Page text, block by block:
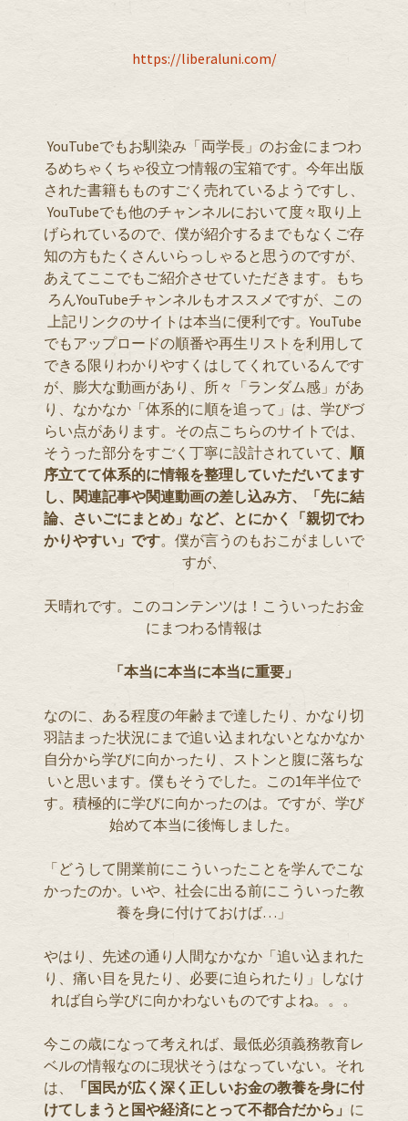
https://liberaluni.com/
YouTubeでもお馴染み「両学長」のお金にまつわ
るめちゃくちゃ役立つ情報の宝箱です。今年出版
された書籍もものすごく売れているようですし、
YouTubeでも他のチャンネルにおいて度々取り上
げられているので、僕が紹介するまでもなくご存
知の方もたくさんいらっしゃると思うのですが、
あえてここでもご紹介させていただきます。もち
ろんYouTubeチャンネルもオススメですが、この
上記リンクのサイトは本当に便利です。YouTube
でもアップロードの順番や再生リストを利用して
できる限りわかりやすくはしてくれているんです
が、膨大な動画があり、所々「ランダム感」があ
り、なかなか「体系的に順を追って」は、学びづ
らい点があります。その点こちらのサイトでは、
そうった部分をすごく丁寧に設計されていて、 順
序立てて体系的に情報を整理していただいてます
し、関連記事や関連動画の差し込み方、「先に結
論、さいごにまとめ」など、とにかく「親切でわ
かりやすい」です。僕が言うのもおこがましいで
すが、
天晴れです。このコンテンツは！こういったお金
にまつわる情報は
「本当に本当に本当に重要」
なのに、ある程度の年齢まで達したり、かなり切
羽詰まった状況にまで追い込まれないとなかなか
自分から学びに向かったり、ストンと腹に落ちな
いと思います。僕もそうでした。この1年半位で
す。積極的に学びに向かったのは。ですが、学び
始めて本当に後悔しました。
「どうして開業前にこういったことを学んでこな
かったのか。いや、社会に出る前にこういった教
養を身に付けておけば…」
やはり、先述の通り人間なかなか「追い込まれた
り、痛い目を見たり、必要に迫られたり」しなけ
れば自ら学びに向かわないものですよね。。。
今この歳になって考えれば、最低必須義務教育レ
ベルの情報なのに現状そうはなっていない。それ
は、
「国民が広く深く正しいお金の教養を身に付
けてしまうと国や経済にとって不都合だから」 に